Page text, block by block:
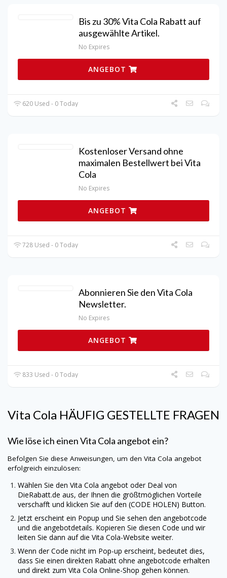
Bis zu 30% Vita Cola Rabatt auf
ausgewählte Artikel.
No Expires
ANGEBOT
620 Used - 0 Today
Kostenloser Versand ohne
maximalen Bestellwert bei Vita
Cola
No Expires
ANGEBOT
728 Used - 0 Today
Abonnieren Sie den Vita Cola
Newsletter.
No Expires
ANGEBOT
833 Used - 0 Today
Vita Cola HÄUFIG GESTELLTE FRAGEN
Wie löse ich einen Vita Cola angebot ein?
Befolgen Sie diese Anweisungen, um den Vita Cola angebot
erfolgreich einzulösen:
Wählen Sie den Vita Cola angebot oder Deal von
DieRabatt.de aus, der Ihnen die größtmöglichen Vorteile
verschafft und klicken Sie auf den (CODE HOLEN) Button.
Jetzt erscheint ein Popup und Sie sehen den angebotcode
und die angebotdetails. Kopieren Sie diesen Code und wir
leiten Sie dann auf die Vita Cola-Website weiter.
Wenn der Code nicht im Pop-up erscheint, bedeutet dies,
dass Sie einen direkten Rabatt ohne angebotcode erhalten
und direkt zum Vita Cola Online-Shop gehen können.